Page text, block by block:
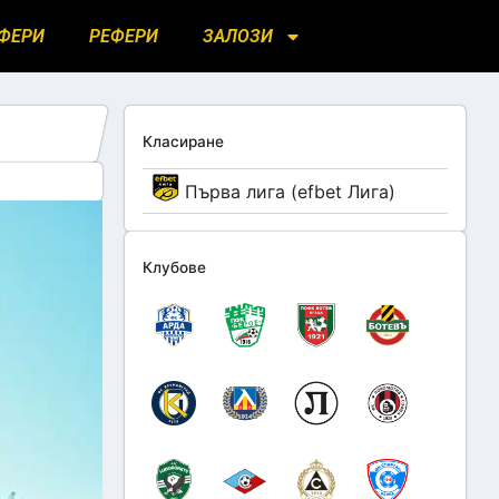
РЕФЕРИ ЗАЛОЗИ
Класиране
Първа лига (efbet Лига)
Клубове